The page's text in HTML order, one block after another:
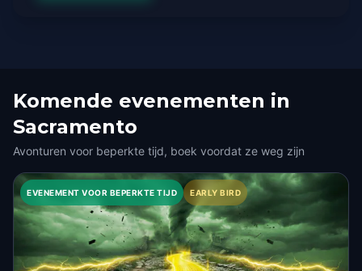
Komende evenementen in
Sacramento
Avonturen voor beperkte tijd, boek voordat ze weg zijn
EVENEMENT VOOR BEPERKTE TIJD EARLY BIRD